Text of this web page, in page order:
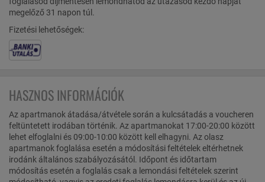
megelőző 31 napon túl.
Fizetési lehetőségek:
HASZNOS INFORMÁCIÓK
Az apartmanok átadása/átvétele során a kulcsátadás a voucheren
feltüntetett irodában történik. Az apartmanokat 17:00-20:00 között
lehet elfoglalni és 09:00-10:00 között kell elhagyni. Az olasz
apartmanok foglalása esetén a módosítási feltételek eltérhetnek
irodánk általános szabályozásától. Időpont és időtartam
módosítás esetén a foglalás csak a lemondási feltételek szerint